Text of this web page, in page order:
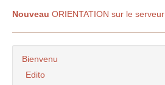
Nouveau ORIENTATION sur le serveur
Bienvenu
Edito